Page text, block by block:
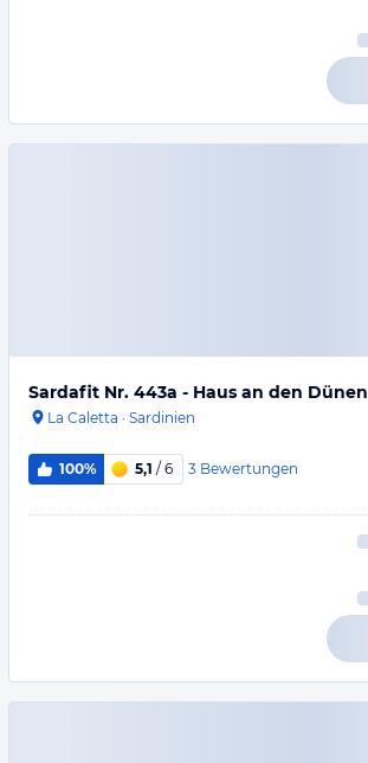
Sardafit Nr. 443a - Haus an den Dünen
La Caletta · Sardinien
100% 5,1 / 6 3 Bewertungen